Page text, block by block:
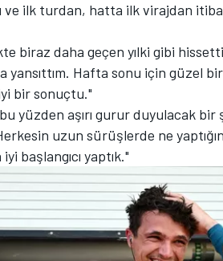
ve ilk turdan, hatta ilk virajdan
biraz daha geçen yılki gibi
Hafta sonu için güzel
bir sonuçtu."
yüzden aşırı gurur duyulacak bir
uzun sürüşlerde ne
başlangıcı yaptık."